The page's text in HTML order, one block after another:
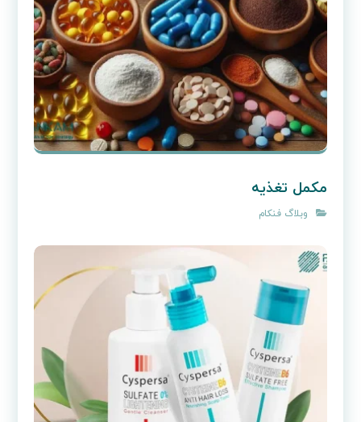
مکمل تغذیه
وبلاگ فنکام